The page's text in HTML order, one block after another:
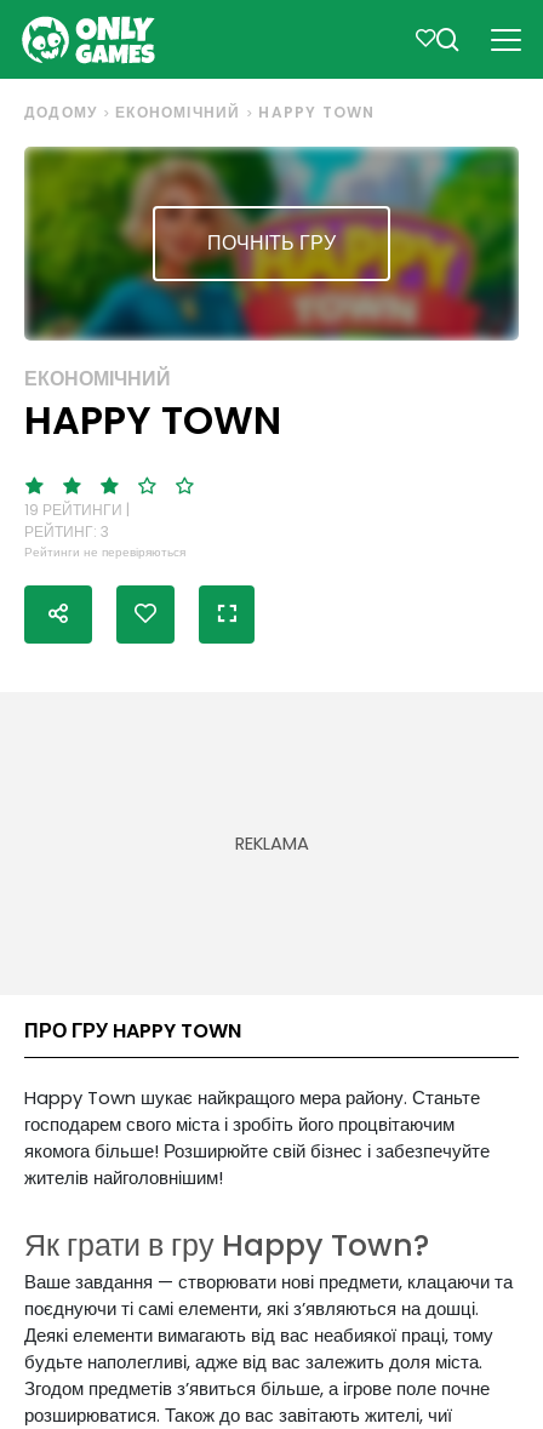
ДОДОМУ ЕКОНОМІЧНИЙ HAPPY TOWN
ПОЧНІТЬ ГРУ
ЕКОНОМІЧНИЙ
HAPPY TOWN
19 РЕЙТИНГИ |
РЕЙТИНГ: 3
Рейтинги не перевіряються
ПРО ГРУ HAPPY TOWN
Happy Town шукає найкращого мера району. Станьте
господарем свого міста і зробіть його процвітаючим
якомога більше! Розширюйте свій бізнес і забезпечуйте
жителів найголовнішим!
Як грати в гру Happy Town?
Ваше завдання — створювати нові предмети, клацаючи та
поєднуючи ті самі елементи, які з’являються на дошці.
Деякі елементи вимагають від вас неабиякої праці, тому
будьте наполегливі, адже від вас залежить доля міста.
Згодом предметів з’явиться більше, а ігрове поле почне
розширюватися. Також до вас завітають жителі, чиї